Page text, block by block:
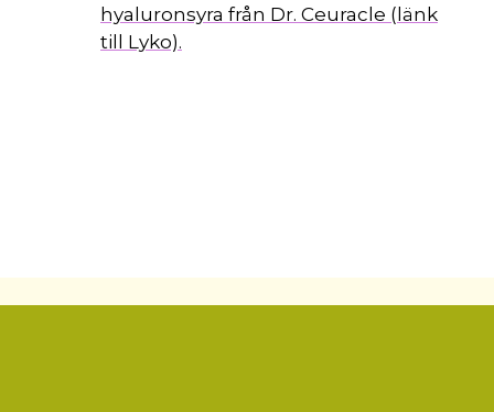
hyaluronsyra från Dr. Ceuracle (länk
till Lyko).